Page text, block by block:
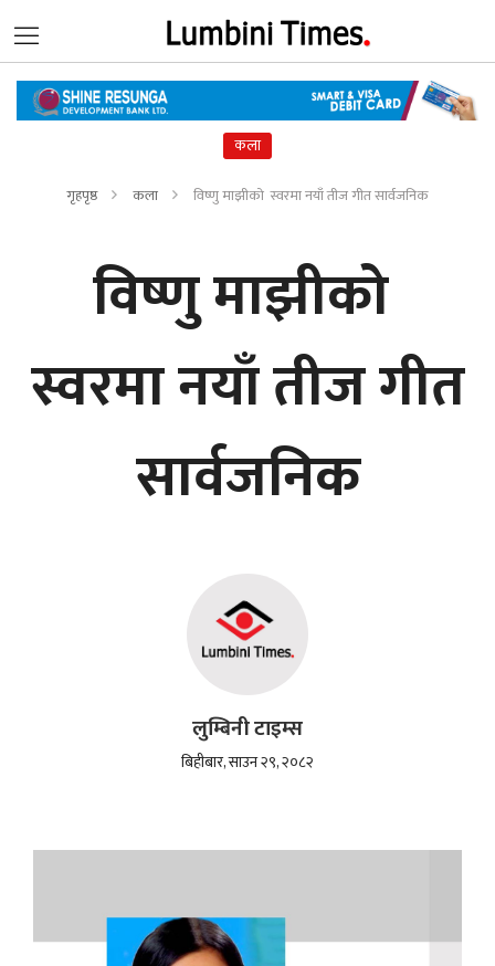
कला
गृहपृष्ठ कला विष्णु माझीको स्वरमा नयाँ तीज गीत सार्वजनिक
विष्णु माझीको
स्वरमा नयाँ तीज गीत
सार्वजनिक
लुम्बिनी टाइम्स
बिहीबार, साउन २९, २०८२